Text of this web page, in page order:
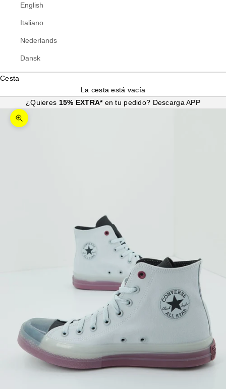
English
Italiano
Nederlands
Dansk
Cesta
La cesta está vacía
¿Quieres 15% EXTRA* en tu pedido? Descarga APP
Zoom